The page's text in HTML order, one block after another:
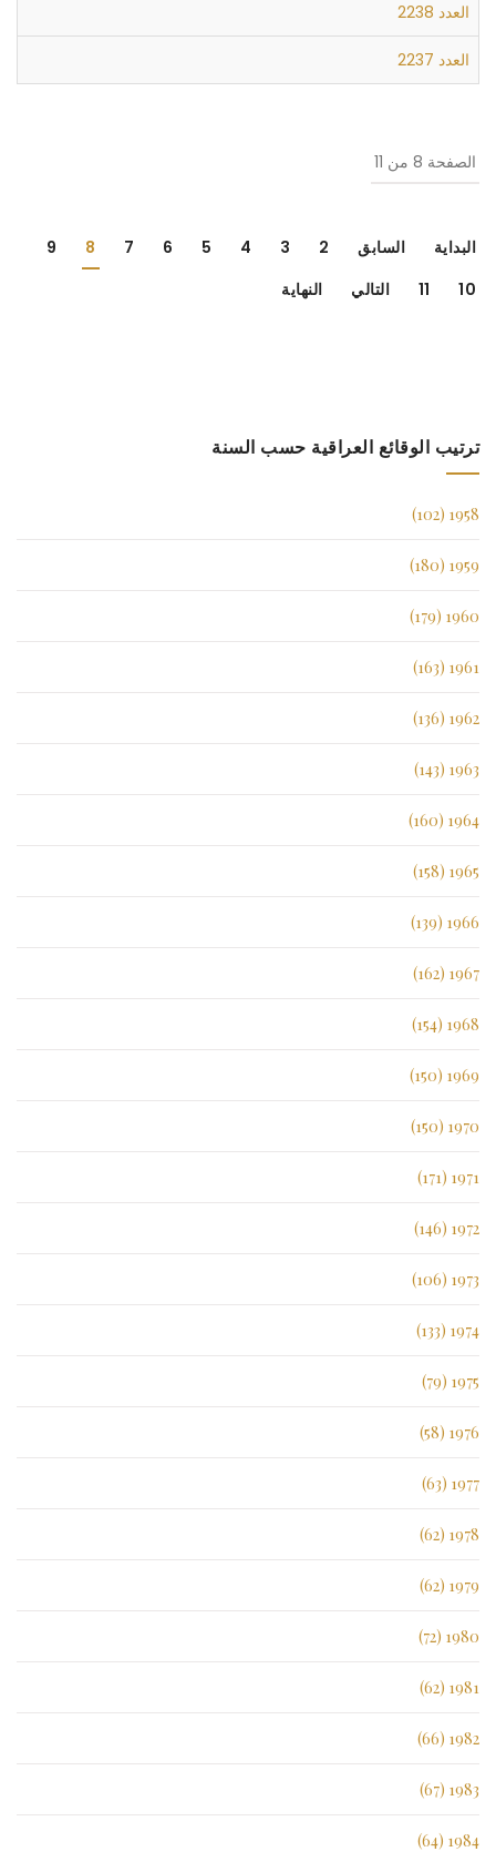
العدد 2238
العدد 2237
الصفحة 8 من 11
البداية السابق 2
3
4
5
6
7
8
9
10
11 التالي النهاية
ترتيب الوقائع العراقية حسب السنة
1958 (102)
1959 (180)
1960 (179)
1961 (163)
1962 (136)
1963 (143)
1964 (160)
1965 (158)
1966 (139)
1967 (162)
1968 (154)
1969 (150)
1970 (150)
1971 (171)
1972 (146)
1973 (106)
1974 (133)
1975 (79)
1976 (58)
1977 (63)
1978 (62)
1979 (62)
1980 (72)
1981 (62)
1982 (66)
1983 (67)
1984 (64)